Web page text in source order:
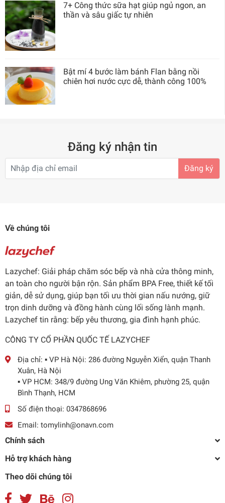
7+ Công thức sữa hạt giúp ngủ ngon, an
thần và sâu giấc tự nhiên
Bật mí 4 bước làm bánh Flan bằng nồi
chiên hơi nước cực dễ, thành công 100%
Đăng ký nhận tin
Đăng ký
Về chúng tôi
Lazychef: Giải pháp chăm sóc bếp và nhà cửa thông minh,
an toàn cho người bận rộn. Sản phẩm BPA Free, thiết kế tối
giản, dễ sử dụng, giúp bạn tối ưu thời gian nấu nướng, giữ
trọn dinh dưỡng và đồng hành cùng lối sống lành mạnh.
Lazychef tin rằng: bếp yêu thương, gia đình hạnh phúc.
CÔNG TY CỔ PHẦN QUỐC TẾ LAZYCHEF
Địa chỉ: ▪️ VP Hà Nội: 286 đường Nguyễn Xiển, quận Thanh
Xuân, Hà Nội
▪️ VP HCM: 348/9 đường Ung Văn Khiêm, phường 25, quận
Bình Thạnh, HCM
Số điện thoại: 0347868696
Email: tomylinh@onavn.com
Chính sách
Hỗ trợ khách hàng
Theo dõi chúng tôi